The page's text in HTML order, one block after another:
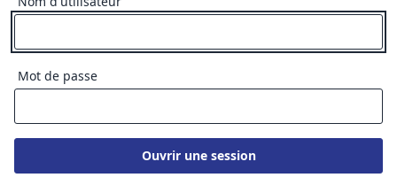
Mot de passe
Ouvrir une session